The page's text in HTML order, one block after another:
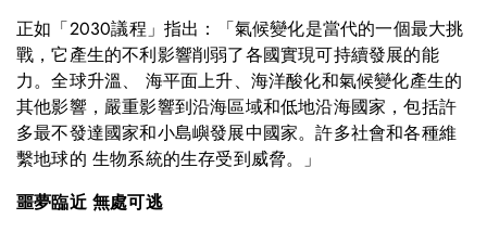
正如「2030議程」指出：「氣候變化是當代的一個最大挑
戰，它產生的不利影響削弱了各國實現可持續發展的能
力。全球升溫、 海平面上升、海洋酸化和氣候變化產生的
其他影響，嚴重影響到沿海區域和低地沿海國家，包括許
多最不發達國家和小島嶼發展中國家。許多社會和各種維
繫地球的 生物系統的生存受到威脅。」
噩夢臨近 無處可逃